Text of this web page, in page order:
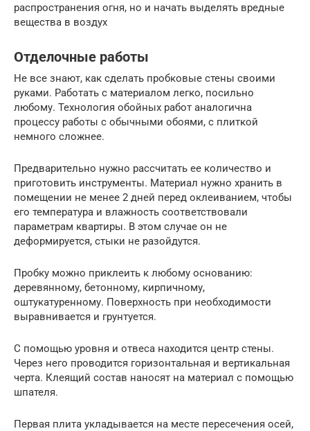
распространения огня, но и начать выделять вредные
вещества в воздух
Отделочные работы
Не все знают, как сделать пробковые стены своими
руками. Работать с материалом легко, посильно
любому. Технология обойных работ аналогична
процессу работы с обычными обоями, с плиткой
немного сложнее.
Предварительно нужно рассчитать ее количество и
приготовить инструменты. Материал нужно хранить в
помещении не менее 2 дней перед оклеиванием, чтобы
его температура и влажность соответствовали
параметрам квартиры. В этом случае он не
деформируется, стыки не разойдутся.
Пробку можно приклеить к любому основанию:
деревянному, бетонному, кирпичному,
оштукатуренному. Поверхность при необходимости
выравнивается и грунтуется.
С помощью уровня и отвеса находится центр стены.
Через него проводится горизонтальная и вертикальная
черта. Клеящий состав наносят на материал с помощью
шпателя.
Первая плита укладывается на месте пересечения осей,